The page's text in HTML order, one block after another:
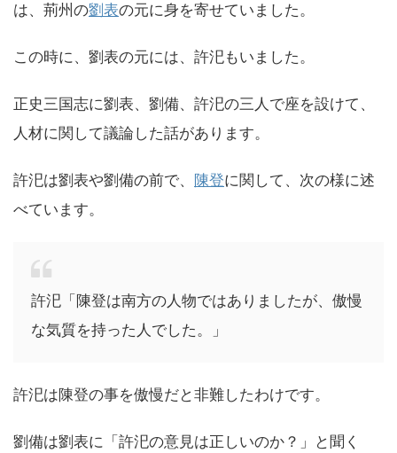
は、荊州の劉表の元に身を寄せていました。
この時に、劉表の元には、許汜もいました。
正史三国志に劉表、劉備、許汜の三人で座を設けて、
人材に関して議論した話があります。
許汜は劉表や劉備の前で、 陳登に関して、次の様に述
べています。
許汜「陳登は南方の人物ではありましたが、傲慢
な気質を持った人でした。」
許汜は陳登の事を傲慢だと非難したわけです。
劉備は劉表に「許汜の意見は正しいのか？」と聞く